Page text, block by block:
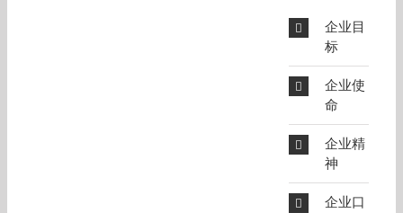
企业目
标
企业使
命
企业精
神
企业口